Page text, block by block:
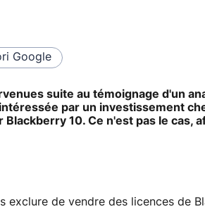
Google
suite au témoignage d'un
par un investissement
10. Ce n'est pas le cas,
exclure de vendre des licences de